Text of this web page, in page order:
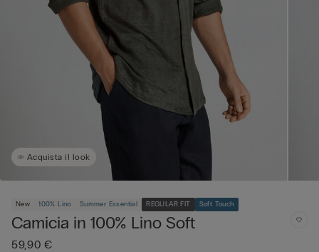
Acquista il look
New 100% Lino Summer Essential REGULAR FIT Soft Touch
Camicia in 100% Lino Soft
59,90 €